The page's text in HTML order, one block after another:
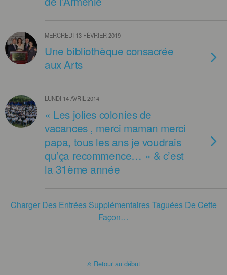
MERCREDI 13 FÉVRIER 2019
Une bibliothèque consacrée
aux Arts
LUNDI 14 AVRIL 2014
« Les jolies colonies de
vacances , merci maman merci
papa, tous les ans je voudrais
qu’ça recommence… » & c’est
la 31ème année
Charger Des Entrées Supplémentaires Taguées De Cette
Façon…
Retour au début